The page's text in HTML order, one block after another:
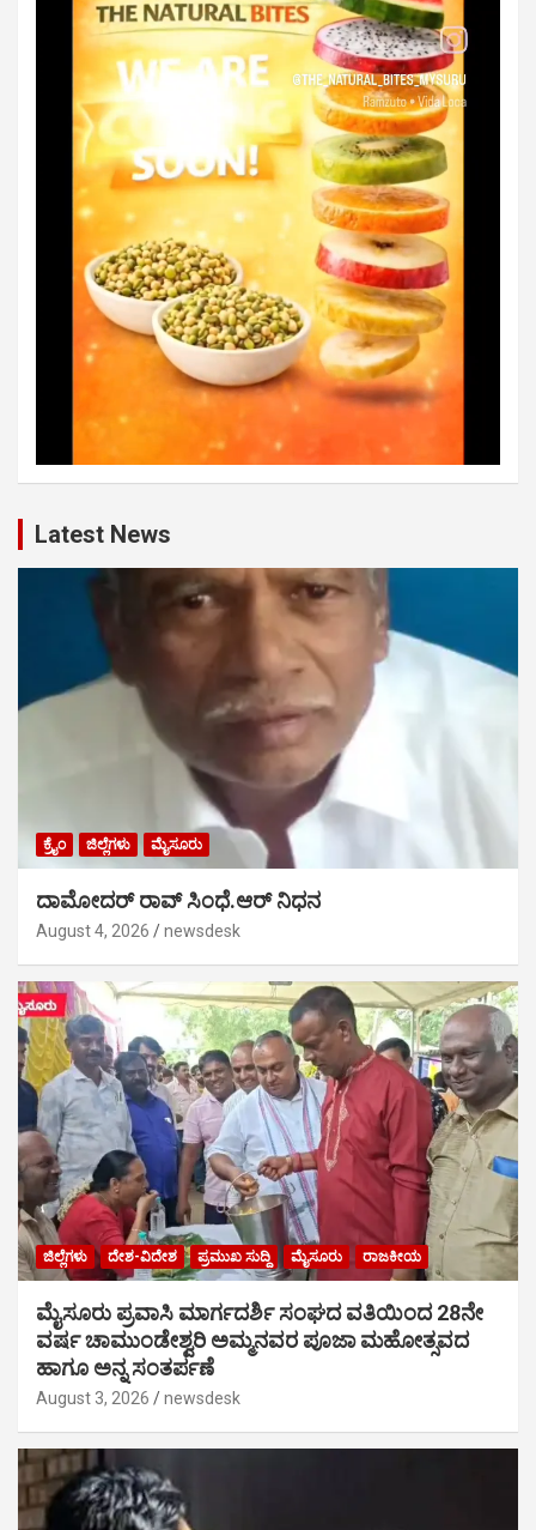
Latest News
ಕ್ರೈಂ ಜಿಲ್ಲೆಗಳು ಮೈಸೂರು
ದಾಮೋದರ್ ರಾವ್ ಸಿಂಧೆ.ಆರ್ ನಿಧನ
August 4, 2026 newsdesk
ಜಿಲ್ಲೆಗಳು ದೇಶ-ವಿದೇಶ ಪ್ರಮುಖ ಸುದ್ದಿ ಮೈಸೂರು ರಾಜಕೀಯ
ಮೈಸೂರು ಪ್ರವಾಸಿ ಮಾರ್ಗದರ್ಶಿ ಸಂಘದ ವತಿಯಿಂದ 28ನೇ
ವರ್ಷ ಚಾಮುಂಡೇಶ್ವರಿ ಅಮ್ಮನವರ ಪೂಜಾ ಮಹೋತ್ಸವದ
ಹಾಗೂ ಅನ್ನ ಸಂತರ್ಪಣೆ
August 3, 2026 newsdesk